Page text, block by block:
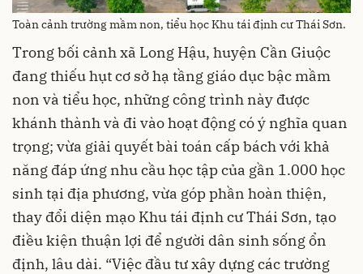
Toàn cảnh trường mầm non, tiểu học Khu tái định cư Thái Sơn.
Trong bối cảnh xã Long Hậu, huyện Cần Giuộc
đang thiếu hụt cơ sở hạ tầng giáo dục bậc mầm
non và tiểu học, những công trình này được
khánh thành và đi vào hoạt động có ý nghĩa quan
trọng; vừa giải quyết bài toán cấp bách với khả
năng đáp ứng nhu cầu học tập của gần 1.000 học
sinh tại địa phương, vừa góp phần hoàn thiện,
thay đổi diện mạo Khu tái định cư Thái Sơn, tạo
điều kiện thuận lợi để người dân sinh sống ổn
định, lâu dài. “Việc đầu tư xây dựng các trường